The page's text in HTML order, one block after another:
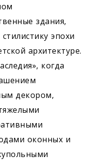
здания,
эпохи
архитектуре.
когда
декором,
оконных и